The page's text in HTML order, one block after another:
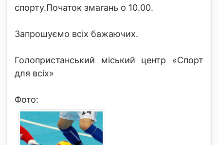
спорту.Початок змагань о 10.00.
Запрошуємо всіх бажаючих.
Голопристанський міський центр «Спорт
для всіх»
Фото: